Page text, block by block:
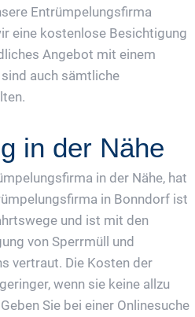
Entrümpelungsfirma
eine kostenlose Besichtigung
Angebot mit einem
auch sämtliche
in der Nähe
in der Nähe, hat
in Bonndorf ist
und ist mit den
von Sperrmüll und
vertraut. Die Kosten der
wenn sie keine allzu
Sie bei einer Onlinesuche